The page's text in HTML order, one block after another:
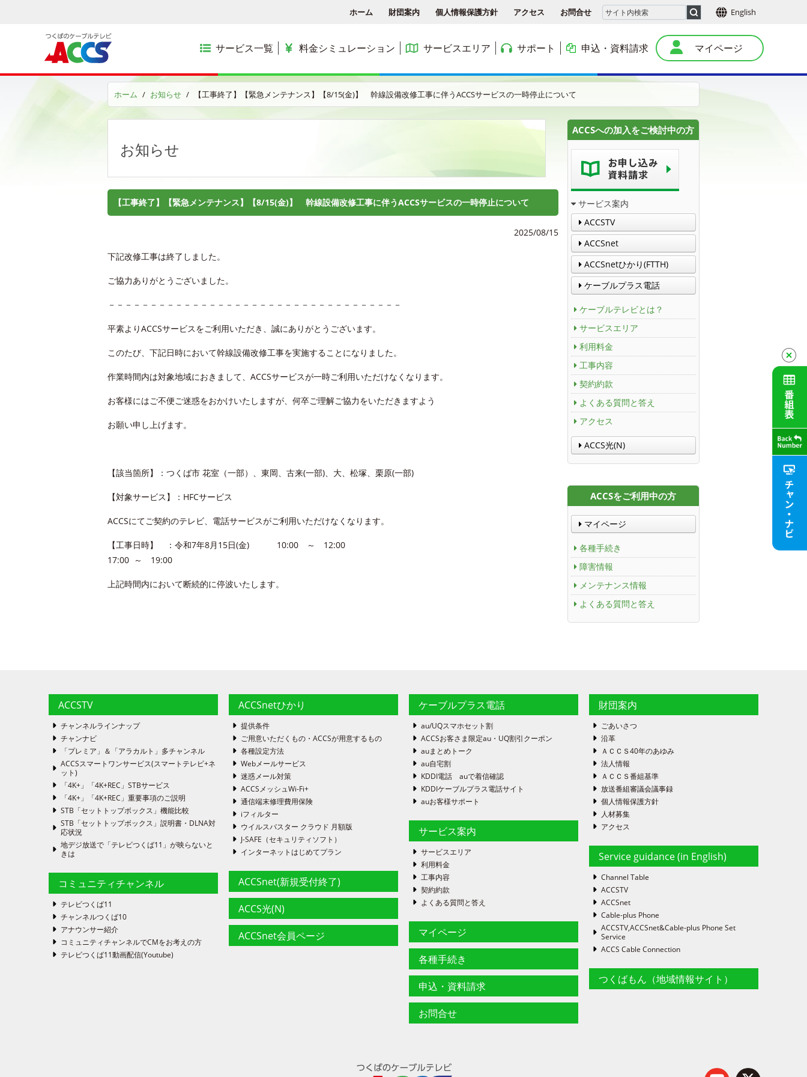
ホーム 財団案内 個人情報保護方針 アクセス お問合せ English
サービス一覧
ACCSTV
コミュニティチャンネル
ACCS光 with NTT東日本
料金シミュレーション
料金シミュレーション
サービスエリア
サービスエリア
公団・県営住宅
サポート
各種手続き
申込・資料請求 マイページ
ホーム お知らせ 【工事終了】【緊急メンテナンス】【8/15(金)】 幹線設備改修工事に伴うACCSサービスの一時停止について
お知らせ
【工事終了】【緊急メンテナンス】【8/15(金)】 幹線設備改修工事に伴うACCSサービスの一時停止について
2025/08/15
下記改修工事は終了しました。
ご協力ありがとうございました。
－－－－－－－－－－－－－－－－－－－－－－－－－－－－－－－－－－－
平素よりACCSサービスをご利用いただき、誠にありがとうございます。
このたび、下記日時において幹線設備改修工事を実施することになりました。
作業時間内は対象地域におきまして、ACCSサービスが一時ご利用いただけなくなります。
お客様にはご不便ご迷惑をおかけいたしますが、何卒ご理解ご協力をいただきますよう
お願い申し上げます。
【該当箇所】：つくば市 花室（一部）、東岡、古来(一部)、大、松塚、栗原(一部)
【対象サービス】：HFCサービス
ACCSにてご契約のテレビ、電話サービスがご利用いただけなくなります。
【工事日時】 ：令和7年8月15日(金) 10:00 ～ 12:00
17:00 ～ 19:00
上記時間内において断続的に停波いたします。
ACCSへの加入をご検討中の方
サービス案内
ACCSTV
ACCSnet
ACCSnetひかり(FTTH)
ケーブルプラス電話
ケーブルテレビとは？
サービスエリア
利用料金
工事内容
契約約款
よくある質問と答え
アクセス
ACCS光(N)
ACCSをご利用中の方
マイページ
各種手続き
障害情報
メンテナンス情報
よくある質問と答え
ACCSTV
チャンネルラインナップ
チャンナビ
「プレミア」＆「アラカルト」多チャンネル
ACCSスマートワンサービス(スマートテレビ+ネ
ット)
「4K+」「4K+REC」STBサービス
「4K+」「4K+REC」重要事項のご説明
STB「セットトップボックス」機能比較
STB「セットトップボックス」説明書・DLNA対
応状況
地デジ放送で「テレビつくば11」が映らないと
きは
コミュニティチャンネル
テレビつくば11
チャンネルつくば10
アナウンサー紹介
コミュニティチャンネルでCMをお考えの方
テレビつくば11動画配信(Youtube)
ACCSnetひかり
提供条件
ご用意いただくもの・ACCSが用意するもの
各種設定方法
Webメールサービス
迷惑メール対策
ACCSメッシュWi-Fi+
通信端末修理費用保険
iフィルター
ウイルスバスター クラウド 月額版
J-SAFE（セキュリティソフト）
インターネットはじめてプラン
ACCSnet(新規受付終了)
ACCS光(N)
ACCSnet会員ページ
ケーブルプラス電話
au/UQスマホセット割
ACCSお客さま限定au・UQ割引クーポン
auまとめトーク
au自宅割
KDDI電話 auで着信確認
KDDIケーブルプラス電話サイト
auお客様サポート
サービス案内
サービスエリア
利用料金
工事内容
契約約款
よくある質問と答え
マイページ
各種手続き
申込・資料請求
お問合せ
財団案内
ごあいさつ
沿革
ＡＣＣＳ40年のあゆみ
法人情報
ＡＣＣＳ番組基準
放送番組審議会議事録
個人情報保護方針
人材募集
アクセス
Service guidance (in English)
Channel Table
ACCSTV
ACCSnet
Cable-plus Phone
ACCSTV,ACCSnet&Cable-plus Phone Set
Service
ACCS Cable Connection
つくばもん（地域情報サイト）